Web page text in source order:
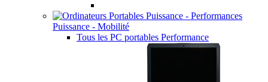
Puissance - Mobilité
Tous les PC portables Performance